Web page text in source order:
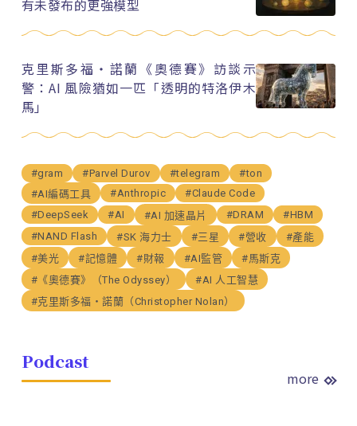
有未發布的更強模型
克里斯多福・諾蘭《奧德賽》訪談示
警：AI 風險猶如一匹「透明的特洛伊木
馬」
#gram #Parvel Durov #telegram
#ton
#AI編碼工具
#Anthropic
#Claude Code
#DeepSeek
#AI #AI 加速晶片 #DRAM
#HBM
#NAND Flash
#SK 海力士 #三星 #營收
#產能
#美光
#記憶體 #財報 #AI監管
#馬斯克
#《奧德賽》（The Odyssey）
#AI 人工智慧
#克里斯多福・諾蘭（Christopher Nolan）
Podcast
more